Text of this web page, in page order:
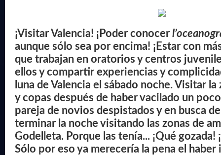
¡Visitar Valencia! ¡Poder conocer
aunque sólo sea por encima! ¡Estar con
que trabajan en oratorios y centros
ellos y compartir experiencias y
luna de Valencia el sábado noche. Visitar
y copas después de haber vacilado un
pareja de novios despistados y en busca
terminar la noche visitando las zonas de
Godelleta. Porque las tenía... ¡Qué gozada!
Sólo por eso ya merecería la pena el